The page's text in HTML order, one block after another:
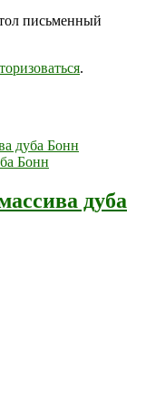
письменный
.
дуба